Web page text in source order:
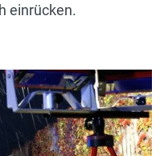
einrücken.